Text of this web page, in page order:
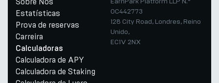
Estatísticas
Prova de reservas
Carreira
Calculadoras
Calculadora de APY
Calculadora de Staking
OC442773
128 City Road, Londres, Reino
Unido,
EC1V 2NX